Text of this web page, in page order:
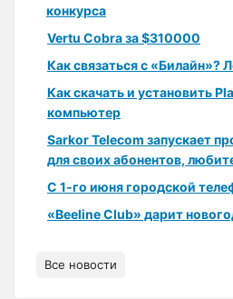
конкурса
Vertu Cobra за $310000
Как связаться с «Билайн»?
Как скачать и установить
компьютер
Sarkor Telecom запускает
для своих абонентов,
С 1-го июня городской
«Beeline Club» дарит
Все новости